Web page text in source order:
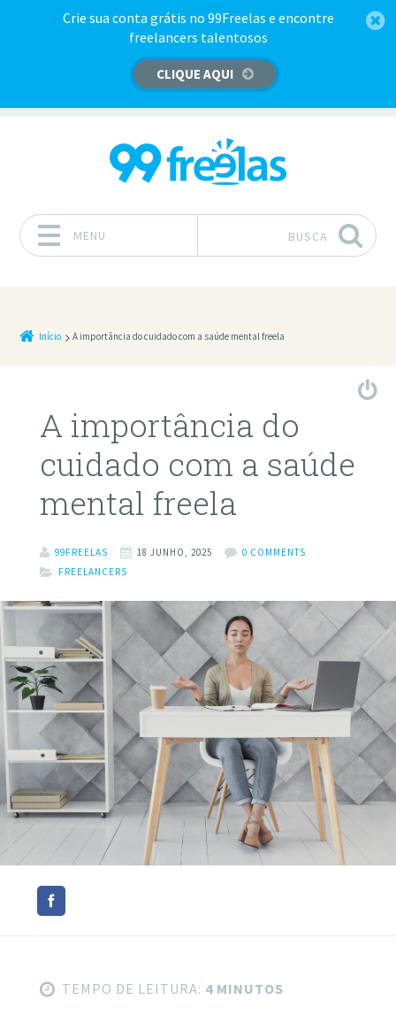
Crie sua conta grátis no 99Freelas e encontre
freelancers talentosos
CLIQUE AQUI
MENU BUSCA
Início A importância do cuidado com a saúde mental freela
A importância do
cuidado com a saúde
mental freela
99FREELAS 18 JUNHO, 2025
0 COMMENTS
FREELANCERS
TEMPO DE LEITURA: 4 MINUTOS